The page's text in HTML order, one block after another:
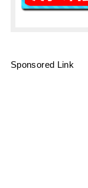
Sponsored Link